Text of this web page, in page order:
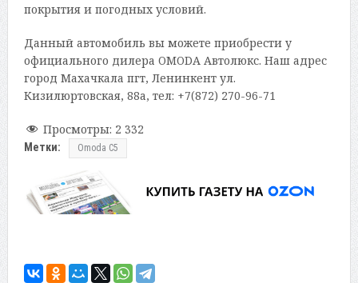
покрытия и погодных условий.
Данный автомобиль вы можете приобрести у
официального дилера OMODA Автолюкс. Наш адрес
город Махачкала пгт, Ленинкент ул.
Кизилюртовская, 88а, тел: +7(872) 270-96-71
Просмотры: 2 332
Метки: Omoda C5